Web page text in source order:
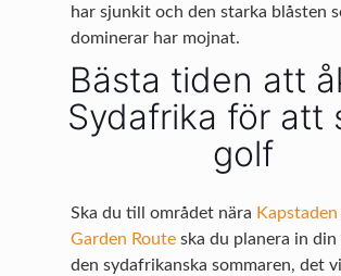
har sjunkit och den starka blåsten
dominerar har mojnat.
Bästa tiden att
Sydafrika för att
golf
Ska du till området nära Kapstaden
Garden Route ska du planera in din
den sydafrikanska sommaren, det